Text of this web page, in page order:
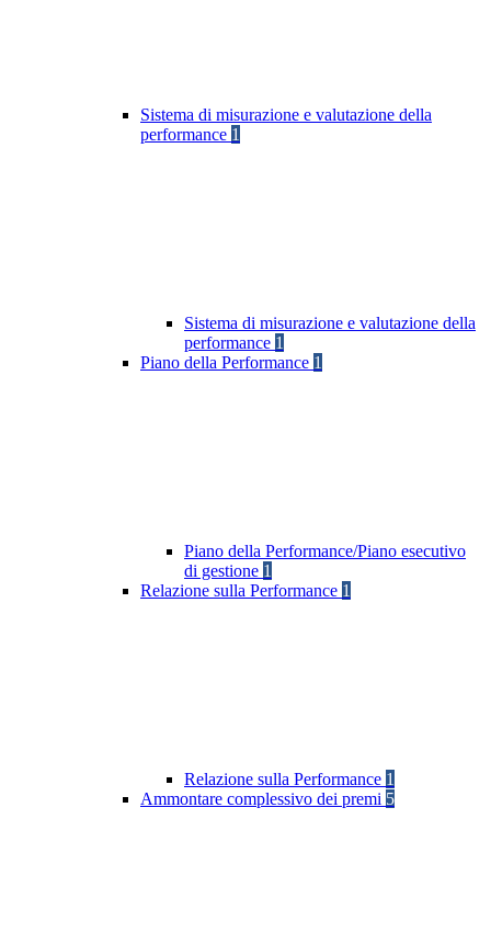
Sistema di misurazione e valutazione della
performance 1
Sistema di misurazione e valutazione della
performance 1
Piano della Performance 1
Piano della Performance/Piano esecutivo
di gestione 1
Relazione sulla Performance 1
Relazione sulla Performance 1
Ammontare complessivo dei premi 5